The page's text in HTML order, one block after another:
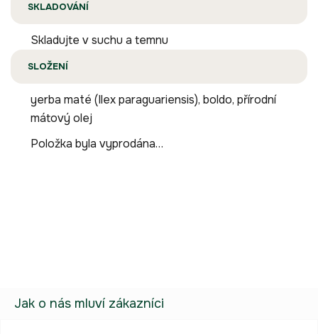
SKLADOVÁNÍ
Skladujte v suchu a temnu
SLOŽENÍ
yerba maté (Ilex paraguariensis), boldo, přírodní
mátový olej
Položka byla vyprodána…